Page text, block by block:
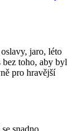
jaro, léto
bez toho, aby byl
pro hravější
snadno